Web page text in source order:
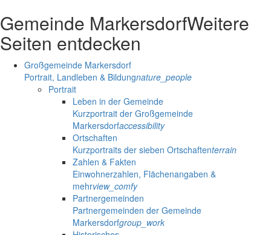
Gemeinde MarkersdorfWeitere
Seiten entdecken
Großgemeinde Markersdorf
Portrait, Landleben & Bildungnature_people
Portrait
Leben in der Gemeinde
Kurzportrait der Großgemeinde
Markersdorfaccessibility
Ortschaften
Kurzportraits der sieben Ortschaftenterrain
Zahlen & Fakten
Einwohnerzahlen, Flächenangaben &
mehrview_comfy
Partnergemeinden
Partnergemeinden der Gemeinde
Markersdorfgroup_work